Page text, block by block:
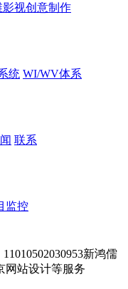
影视创意制作
统 WI/WV体系
联系
监控
新鸿儒
网站设计等服务